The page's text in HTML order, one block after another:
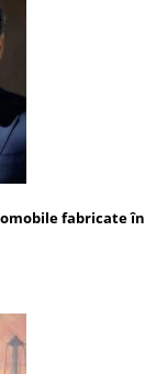
fabricate în